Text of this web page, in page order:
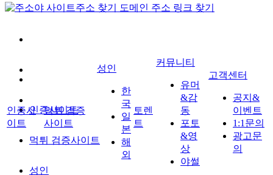
인증사이트
먹튀 검증사이트
성인
인증사
이트
먹튀 검증
사이트
성인
한
국
일
본
해
외
토렌
트
커뮤니티
유머
&감
동
포토
&영
상
야썰
고객센터
공지&
이벤트
1:1문의
광고문
의